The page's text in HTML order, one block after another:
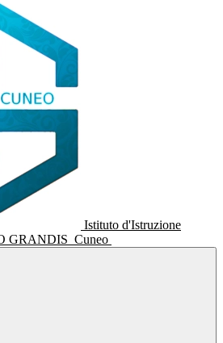
Istituto d'Istruzione
GRANDIS Cuneo